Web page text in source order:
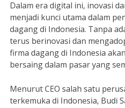
Dalam era digital ini, inovasi
menjadi kunci utama dalam
dagang di Indonesia. Tanpa
terus berinovasi dan
firma dagang di Indonesia
bersaing dalam pasar yang
Menurut CEO salah satu
terkemuka di Indonesia, Budi